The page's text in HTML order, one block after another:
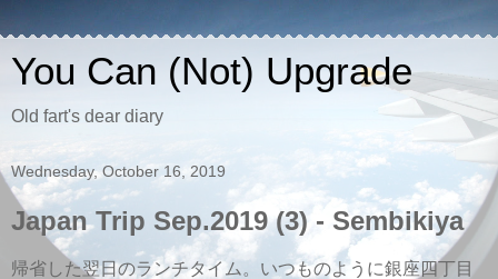
You Can (Not) Upgrade
Old fart's dear diary
Wednesday, October 16, 2019
Japan Trip Sep.2019 (3) - Sembikiya
帰省した翌日のランチタイム。いつものように銀座四丁目